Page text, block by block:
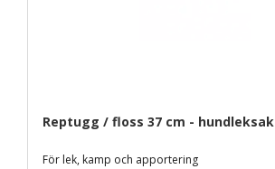
Reptugg / floss 37 cm - hundleksak
För lek, kamp och apportering